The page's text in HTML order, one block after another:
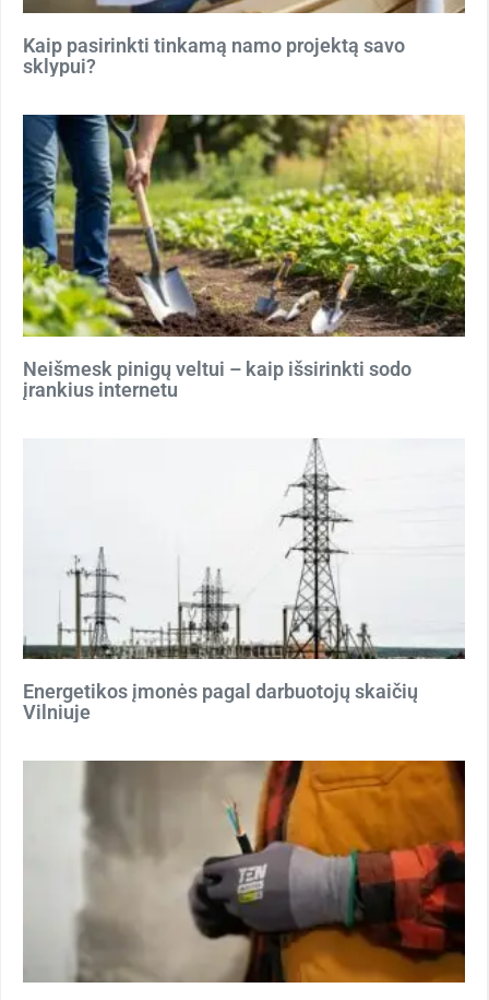
Kaip pasirinkti tinkamą namo projektą savo
sklypui?
Neišmesk pinigų veltui – kaip išsirinkti sodo
įrankius internetu
Energetikos įmonės pagal darbuotojų skaičių
Vilniuje